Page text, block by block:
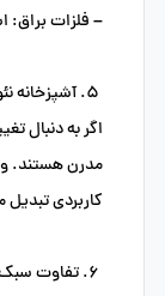
–فلزات براق:
اگر به دنبال
مدرن هستند.
کاربردی